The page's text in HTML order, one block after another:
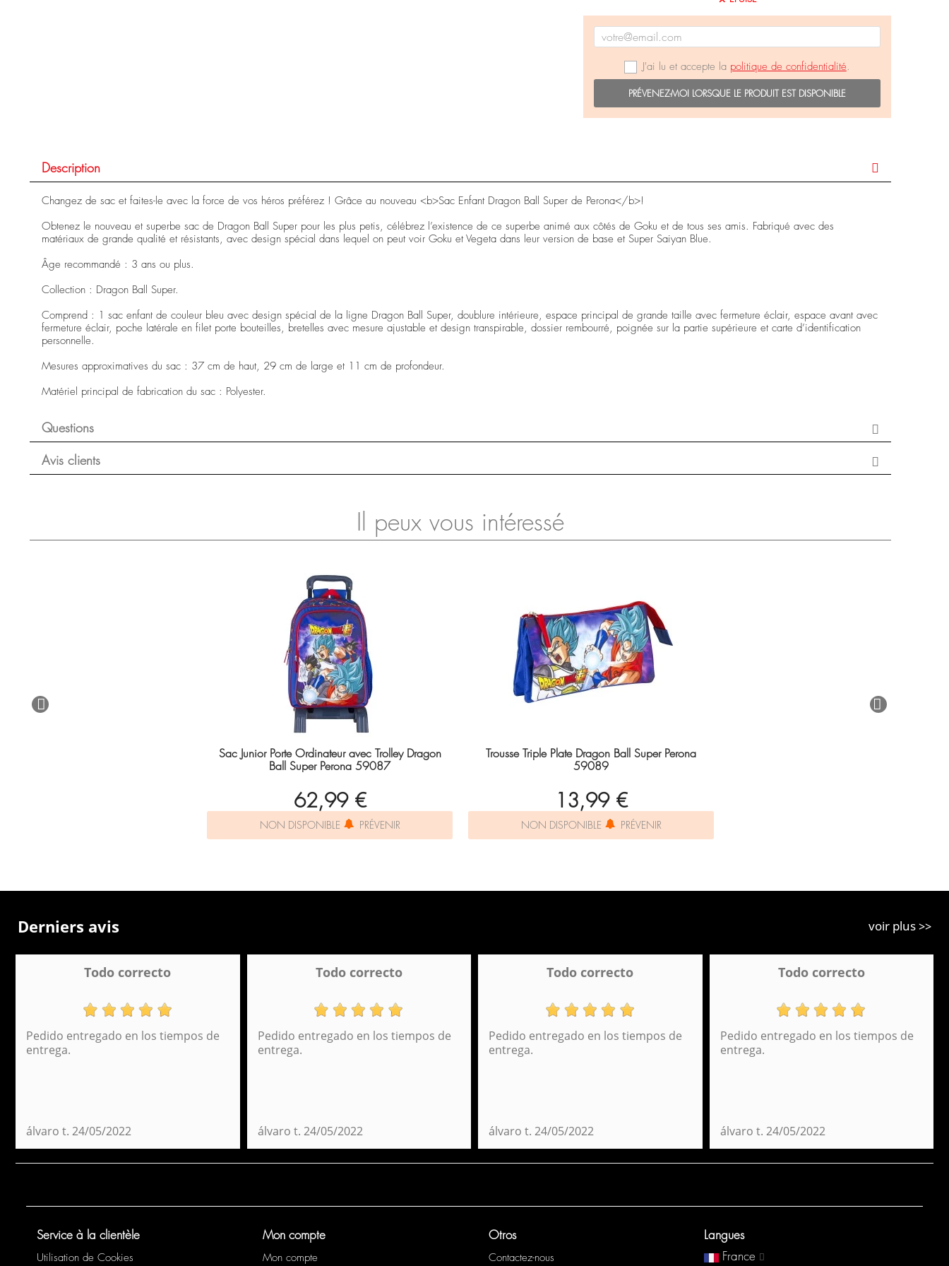
J'ai lu et accepte la politique de confidentialité.
PRÉVENEZ-MOI LORSQUE LE PRODUIT EST DISPONIBLE
Description
Changez de sac et faites-le avec la force de vos héros préférez ! Grâce au nouveau <b>Sac Enfant Dragon Ball Super de Perona</b>!
Obtenez le nouveau et superbe sac de Dragon Ball Super pour les plus petis, célébrez l’existence de ce superbe animé aux côtés de Goku et de tous ses amis. Fabriqué avec des
matériaux de grande qualité et résistants, avec design spécial dans lequel on peut voir Goku et Vegeta dans leur version de base et Super Saiyan Blue.
Âge recommandé : 3 ans ou plus.
Collection : Dragon Ball Super.
Comprend : 1 sac enfant de couleur bleu avec design spécial de la ligne Dragon Ball Super, doublure intérieure, espace principal de grande taille avec fermeture éclair, espace avant avec
fermeture éclair, poche latérale en filet porte bouteilles, bretelles avec mesure ajustable et design transpirable, dossier rembourré, poignée sur la partie supérieure et carte d’identification
personnelle.
Mesures approximatives du sac : 37 cm de haut, 29 cm de large et 11 cm de profondeur.
Matériel principal de fabrication du sac : Polyester.
Questions
Avis clients
Il peux vous intéressé
Sac Junior Porte Ordinateur avec Trolley Dragon
Ball Super Perona 59087
62,99 €
NON DISPONIBLE PRÉVENIR
Trousse Triple Plate Dragon Ball Super Perona
59089
13,99 €
NON DISPONIBLE PRÉVENIR
Derniers avis voir plus >>
Todo correcto
Pedido entregado en los tiempos de
entrega.
álvaro t. 24/05/2022
Todo correcto
Pedido entregado en los tiempos de
entrega.
álvaro t. 24/05/2022
Todo correcto
Pedido entregado en los tiempos de
entrega.
álvaro t. 24/05/2022
Todo correcto
Pedido entregado en los tiempos de
entrega.
álvaro t. 24/05/2022
Service à la clientèle
Utilisation de Cookies
Mon compte
Mon compte
Otros
Contactez-nous
Langues
France